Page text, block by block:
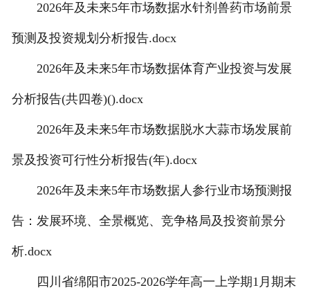
2026年及未来5年市场数据水针剂兽药市场前景
预测及投资规划分析报告.docx
2026年及未来5年市场数据体育产业投资与发展
分析报告(共四卷)().docx
2026年及未来5年市场数据脱水大蒜市场发展前
景及投资可行性分析报告(年).docx
2026年及未来5年市场数据人参行业市场预测报
告：发展环境、全景概览、竞争格局及投资前景分
析.docx
四川省绵阳市2025-2026学年高一上学期1月期末